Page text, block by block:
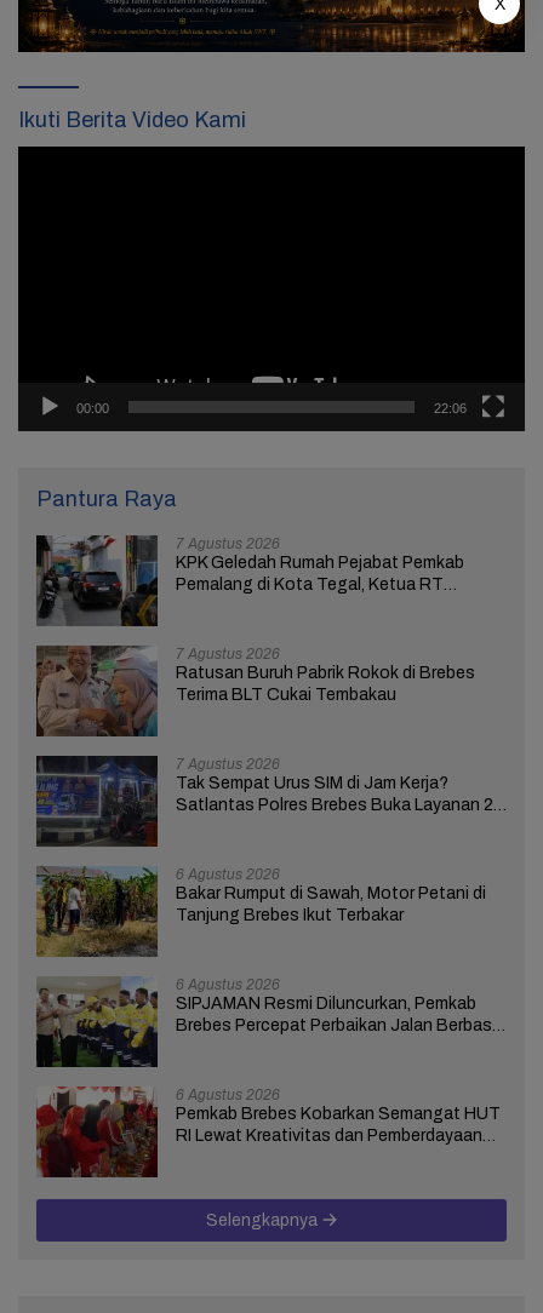
Ikuti Berita Video Kami
00:00 22:06
Pantura Raya
7 Agustus 2026
KPK Geledah Rumah Pejabat Pemkab
Pemalang di Kota Tegal, Ketua RT
7 Agustus 2026
Ratusan Buruh Pabrik Rokok di Brebes
Terima BLT Cukai Tembakau
7 Agustus 2026
Tak Sempat Urus SIM di Jam Kerja?
Satlantas Polres Brebes Buka Layanan 24
6 Agustus 2026
Bakar Rumput di Sawah, Motor Petani di
Tanjung Brebes Ikut Terbakar
6 Agustus 2026
SIPJAMAN Resmi Diluncurkan, Pemkab
Brebes Percepat Perbaikan Jalan Berbasis
6 Agustus 2026
Pemkab Brebes Kobarkan Semangat HUT
RI Lewat Kreativitas dan Pemberdayaan
Selengkapnya